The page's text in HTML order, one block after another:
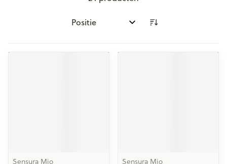
Sorteer op:
Sensura Mio Sensura Mio